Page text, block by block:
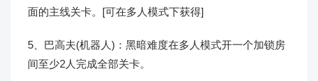
面的主线关卡。[可在多人模式下获得]
5、巴高夫(机器人)：黑暗难度在多人模式开一个加锁房
间至少2人完成全部关卡。